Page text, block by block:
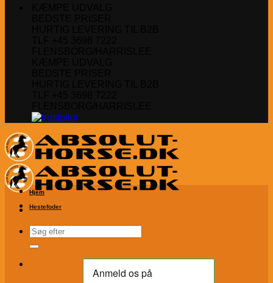
Søg
efter:
Hjem
Hestefoder